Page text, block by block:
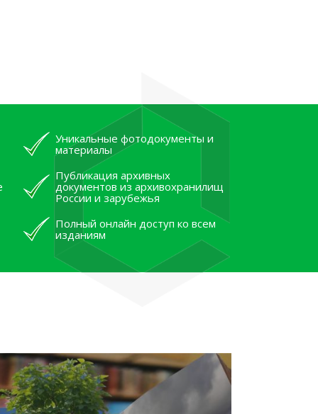
Уникальные фотодокументы и
материалы
Публикация архивных
документов из архивохранилищ
России и зарубежья
Полный онлайн доступ ко всем
изданиям
рассказали об архивных